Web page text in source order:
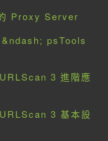
Proxy Server
psTools
3 進階應
3 基本設